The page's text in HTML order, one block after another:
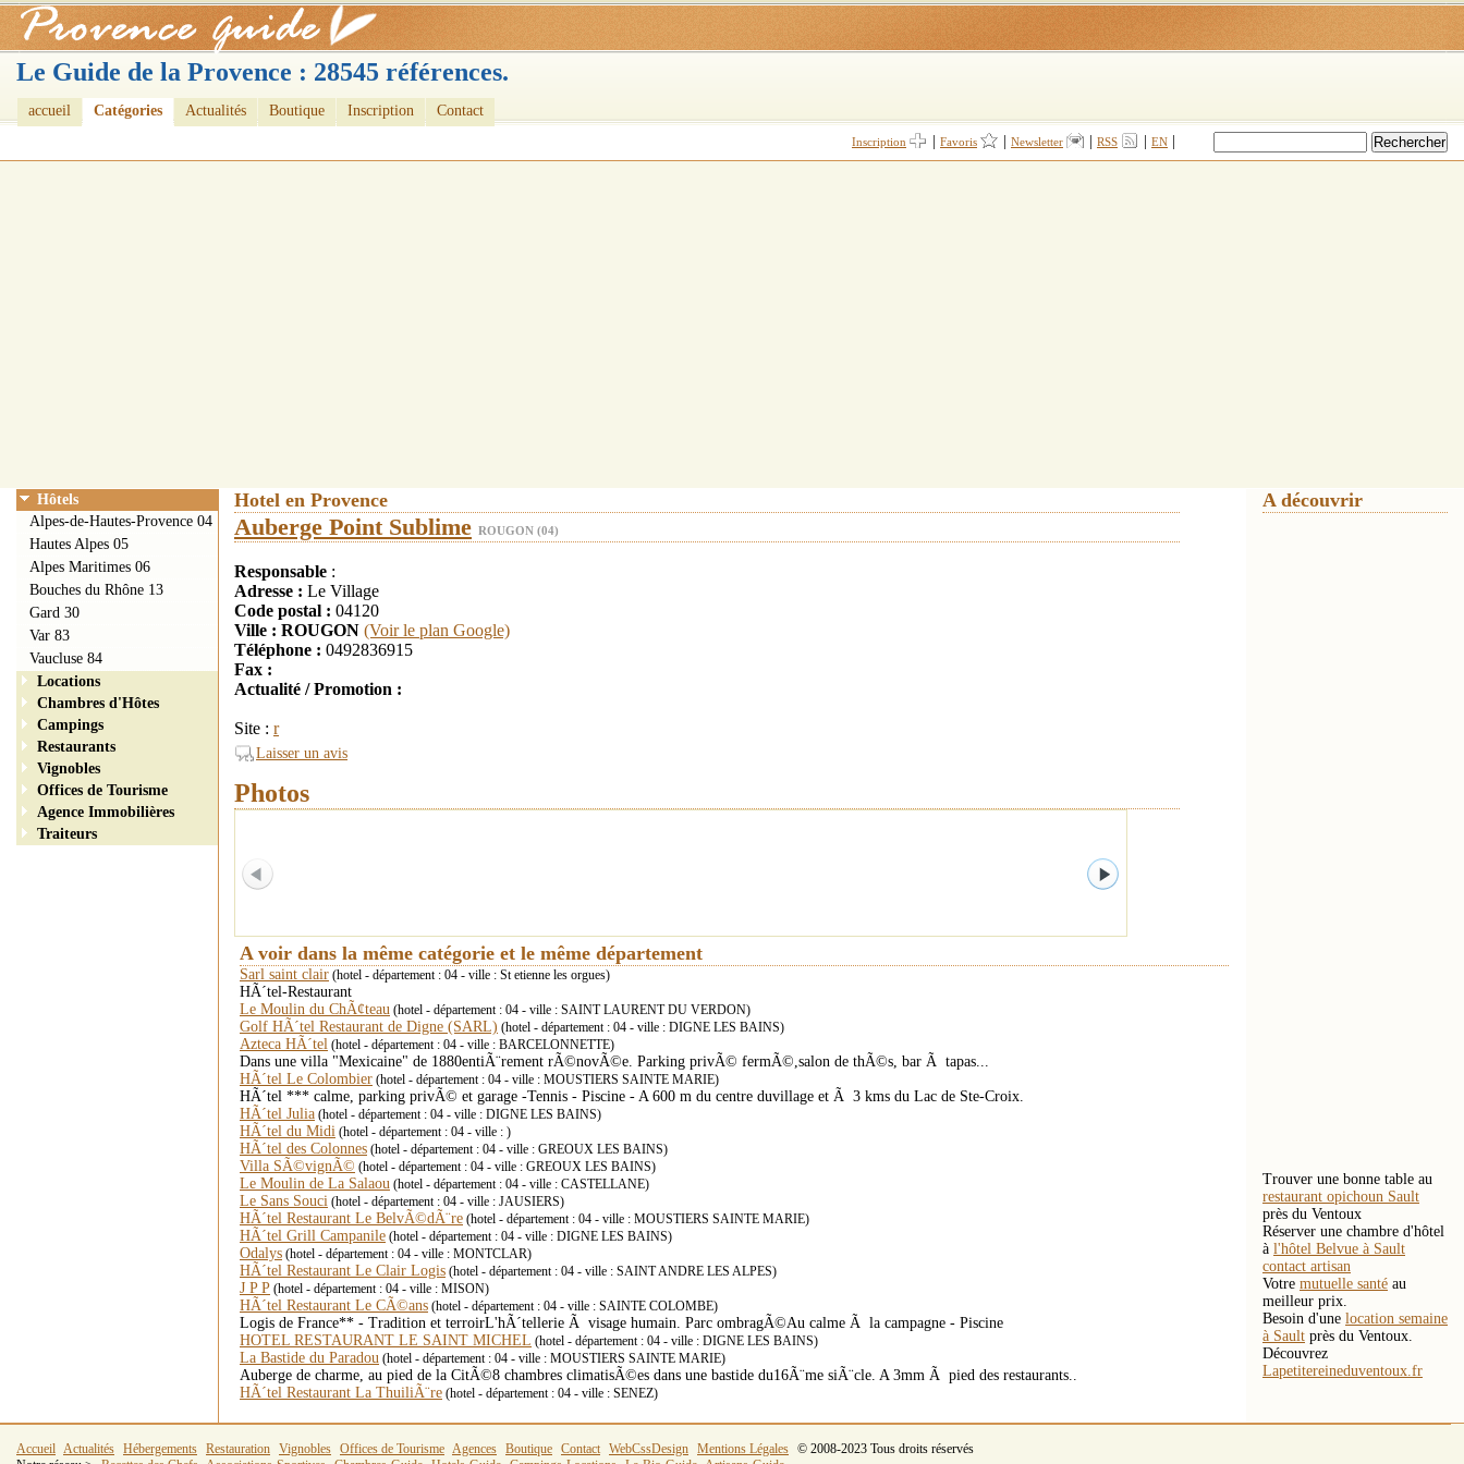
Le Guide de la Provence : 28545 références.
accueil Catégories Actualités Boutique Inscription Contact
Inscription Favoris Newsletter RSS EN
Hotel en Provence
Auberge Point Sublime ROUGON (04)
Responsable :
Adresse : Le Village
Code postal : 04120
Ville : ROUGON (Voir le plan Google)
Téléphone : 0492836915
Fax :
Actualité / Promotion :
Site : r
Laisser un avis
Photos
A voir dans la même catégorie et le même département
Sarl saint clair (hotel - département : 04 - ville : St etienne les orgues)
HÃ´tel-Restaurant
Le Moulin du ChÃ¢teau (hotel - département : 04 - ville : SAINT LAURENT DU VERDON)
Golf HÃ´tel Restaurant de Digne (SARL) (hotel - département : 04 - ville : DIGNE LES BAINS)
Azteca HÃ´tel (hotel - département : 04 - ville : BARCELONNETTE)
Dans une villa "Mexicaine" de 1880entiÃ¨rement rÃ©novÃ©e. Parking privÃ© fermÃ©,salon de thÃ©s, bar Ã tapas...
HÃ´tel Le Colombier (hotel - département : 04 - ville : MOUSTIERS SAINTE MARIE)
HÃ´tel *** calme, parking privÃ© et garage -Tennis - Piscine - A 600 m du centre duvillage et Ã 3 kms du Lac de Ste-Croix.
HÃ´tel Julia (hotel - département : 04 - ville : DIGNE LES BAINS)
HÃ´tel du Midi (hotel - département : 04 - ville : )
HÃ´tel des Colonnes (hotel - département : 04 - ville : GREOUX LES BAINS)
Villa SÃ©vignÃ© (hotel - département : 04 - ville : GREOUX LES BAINS)
Le Moulin de La Salaou (hotel - département : 04 - ville : CASTELLANE)
Le Sans Souci (hotel - département : 04 - ville : JAUSIERS)
HÃ´tel Restaurant Le BelvÃ©dÃ¨re (hotel - département : 04 - ville : MOUSTIERS SAINTE MARIE)
HÃ´tel Grill Campanile (hotel - département : 04 - ville : DIGNE LES BAINS)
Odalys (hotel - département : 04 - ville : MONTCLAR)
HÃ´tel Restaurant Le Clair Logis (hotel - département : 04 - ville : SAINT ANDRE LES ALPES)
J P P (hotel - département : 04 - ville : MISON)
HÃ´tel Restaurant Le CÃ©ans (hotel - département : 04 - ville : SAINTE COLOMBE)
Logis de France** - Tradition et terroirL'hÃ´tellerie Ã visage humain. Parc ombragÃ©Au calme Ã la campagne - Piscine
HOTEL RESTAURANT LE SAINT MICHEL (hotel - département : 04 - ville : DIGNE LES BAINS)
La Bastide du Paradou (hotel - département : 04 - ville : MOUSTIERS SAINTE MARIE)
Auberge de charme, au pied de la CitÃ©8 chambres climatisÃ©es dans une bastide du16Ã¨me siÃ¨cle. A 3mm Ã pied des restaurants..
HÃ´tel Restaurant La ThuiliÃ¨re (hotel - département : 04 - ville : SENEZ)
Hôtels
Alpes-de-Hautes-Provence 04
Hautes Alpes 05
Alpes Maritimes 06
Bouches du Rhône 13
Gard 30
Var 83
Vaucluse 84
Locations
Chambres d'Hôtes
Campings
Restaurants
Vignobles
Offices de Tourisme
Agence Immobilières
Traiteurs
A découvrir
Trouver une bonne table au
restaurant opichoun Sault
près du Ventoux
Réserver une chambre d'hôtel
à l'hôtel Belvue à Sault
contact artisan
Votre mutuelle santé au
meilleur prix.
Besoin d'une location semaine
à Sault près du Ventoux.
Découvrez
Lapetitereineduventoux.fr
Accueil Actualités Hébergements Restauration Vignobles Offices de Tourisme Agences Boutique Contact WebCssDesign Mentions Légales © 2008-2023 Tous droits réservés